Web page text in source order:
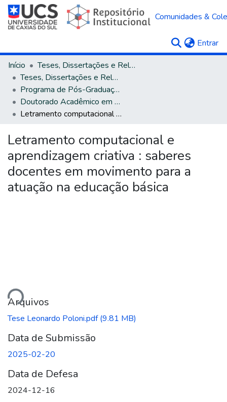
Comunidades &
Entrar
Início
Teses, Dissertações e Relatórios
Teses, Dissertações e Relatórios defendidos na UCS
Programa de Pós-Graduação em Educação
Doutorado Acadêmico em Educação
Letramento computacional e aprendizagem criativa : saberes docentes em movimento para a atuação na educação básica
Letramento computacional e
aprendizagem criativa : saberes
docentes em movimento para a
atuação na educação básica
Carregando...
Arquivos
Tese Leonardo Poloni.pdf(9.81 MB)
Data de Submissão
2025-02-20
Data de Defesa
2024-12-16